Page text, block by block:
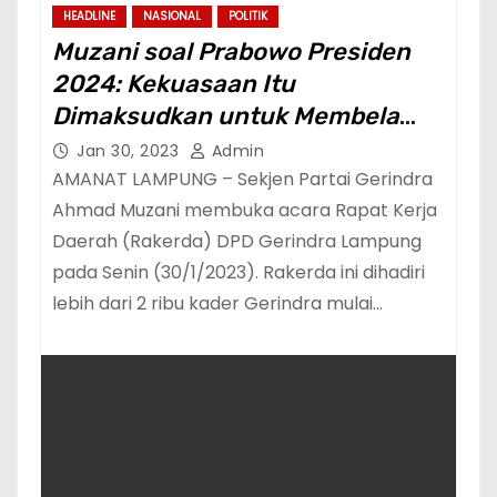
HEADLINE NASIONAL POLITIK
Muzani soal Prabowo Presiden
2024: Kekuasaan Itu
Dimaksudkan untuk Membela
Rakyat Kecil dan Terpinggirkan
Jan 30, 2023 Admin
AMANAT LAMPUNG – Sekjen Partai Gerindra
Ahmad Muzani membuka acara Rapat Kerja
Daerah (Rakerda) DPD Gerindra Lampung
pada Senin (30/1/2023). Rakerda ini dihadiri
lebih dari 2 ribu kader Gerindra mulai…